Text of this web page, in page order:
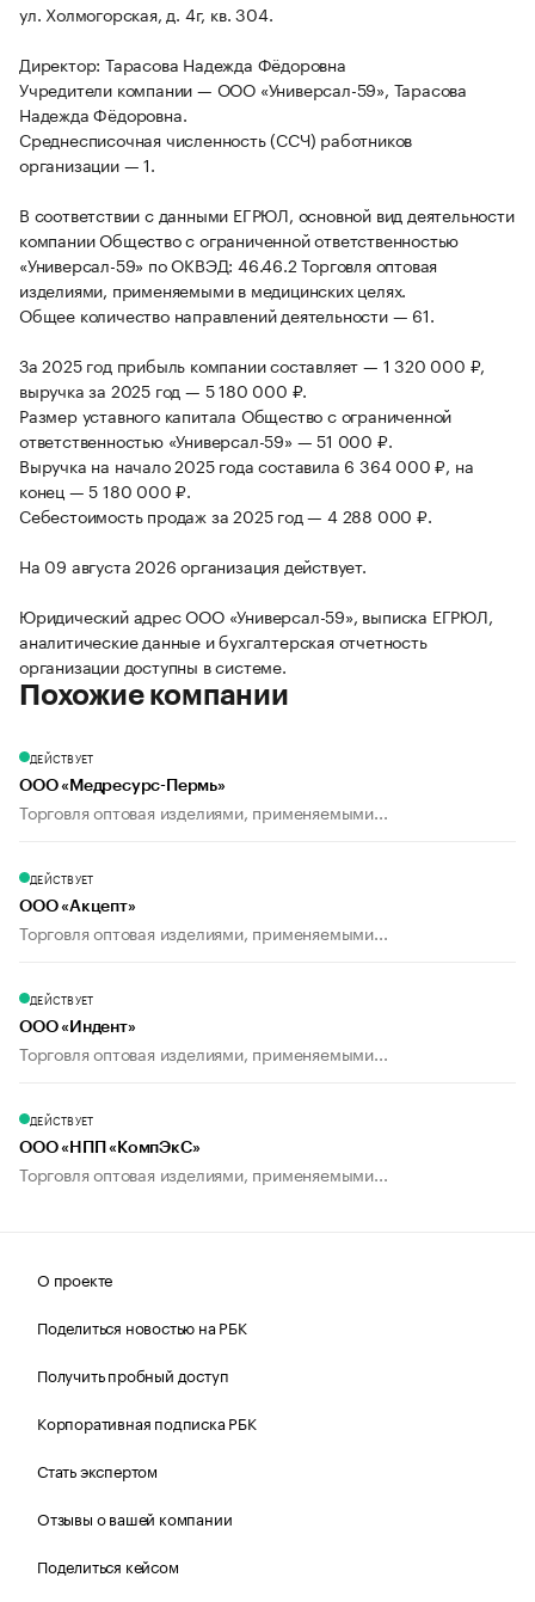
ул. Холмогорская, д. 4г, кв. 304.
Директор: Тарасова Надежда Фёдоровна
Учредители компании — ООО «Универсал-59», Тарасова
Надежда Фёдоровна.
Среднесписочная численность (ССЧ) работников
организации — 1.
В соответствии с данными ЕГРЮЛ, основной вид деятельности
компании Общество с ограниченной ответственностью
«Универсал-59» по ОКВЭД: 46.46.2 Торговля оптовая
изделиями, применяемыми в медицинских целях.
Общее количество направлений деятельности — 61.
За 2025 год прибыль компании составляет — 1 320 000 ₽,
выручка за 2025 год — 5 180 000 ₽.
Размер уставного капитала Общество с ограниченной
ответственностью «Универсал-59» — 51 000 ₽.
Выручка на начало 2025 года составила 6 364 000 ₽, на
конец — 5 180 000 ₽.
Себестоимость продаж за 2025 год — 4 288 000 ₽.
На 09 августа 2026 организация действует.
Юридический адрес ООО «Универсал-59», выписка ЕГРЮЛ,
аналитические данные и бухгалтерская отчетность
организации доступны в системе.
Похожие компании
ДЕЙСТВУЕТ
ООО «Медресурс-Пермь»
Торговля оптовая изделиями, применяемыми...
ДЕЙСТВУЕТ
ООО «Акцепт»
Торговля оптовая изделиями, применяемыми...
ДЕЙСТВУЕТ
ООО «Индент»
Торговля оптовая изделиями, применяемыми...
ДЕЙСТВУЕТ
ООО «НПП «КомпЭкС»
Торговля оптовая изделиями, применяемыми...
О проекте
Поделиться новостью на РБК
Получить пробный доступ
Корпоративная подписка РБК
Стать экспертом
Отзывы о вашей компании
Поделиться кейсом